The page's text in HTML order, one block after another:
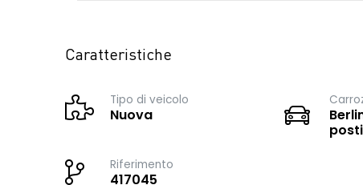
Caratteristiche
Tipo di veicolo
Nuova
posti
Riferimento
417045